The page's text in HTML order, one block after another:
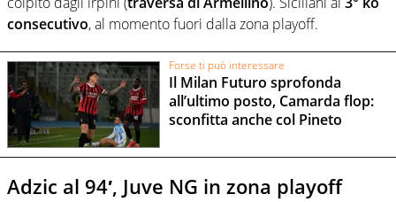
consecutivo, al momento fuori dalla zona playoff.
Forse ti può interessare
Il Milan Futuro sprofonda
all’ultimo posto, Camarda flop:
sconfitta anche col Pineto
Adzic al 94′, Juve NG in zona playoff